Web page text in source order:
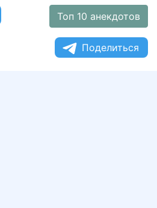
Топ 10 анекдотов
Поделиться